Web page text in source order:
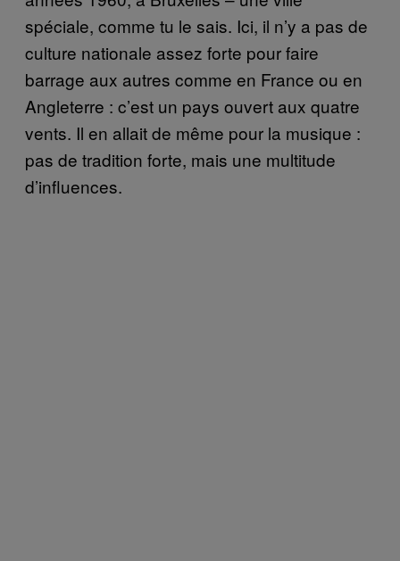
spéciale, comme tu le sais. Ici, il n’y a pas de
culture nationale assez forte pour faire
barrage aux autres comme en France ou en
Angleterre : c’est un pays ouvert aux quatre
vents. Il en allait de même pour la musique :
pas de tradition forte, mais une multitude
d’influences.